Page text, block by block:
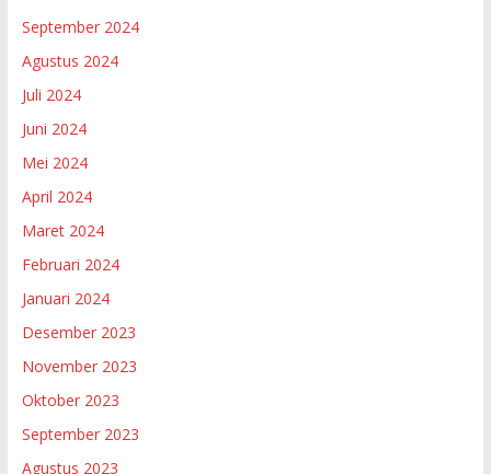
September 2024
Agustus 2024
Juli 2024
Juni 2024
Mei 2024
April 2024
Maret 2024
Februari 2024
Januari 2024
Desember 2023
November 2023
Oktober 2023
September 2023
Agustus 2023